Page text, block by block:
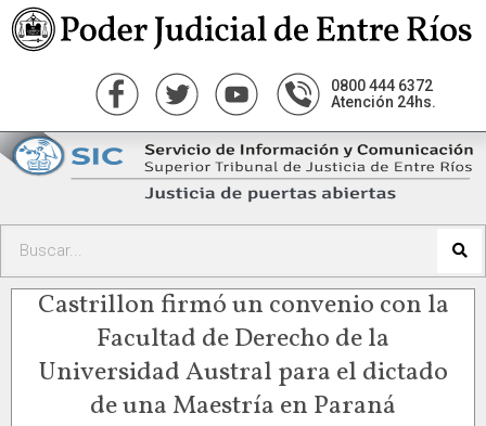
0800 444 6372
Atención 24hs.
Castrillon firmó un convenio con la
Facultad de Derecho de la
Universidad Austral para el dictado
de una Maestría en Paraná